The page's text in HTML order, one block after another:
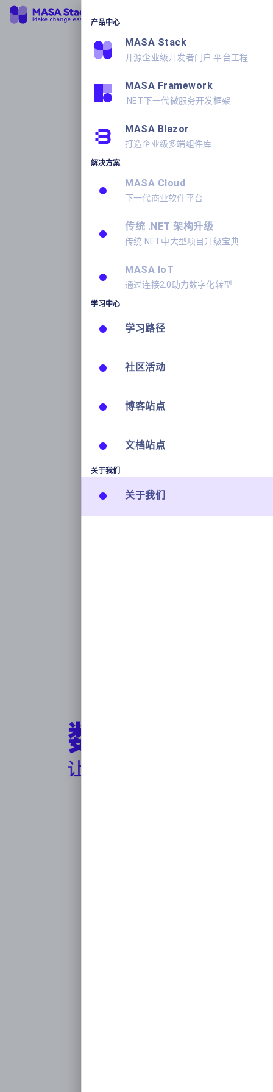
产品中心
MASA Stack
开源企业级开发者门户 平台工程
MASA Framework
.NET下一代微服务开发框架
MASA Blazor
打造企业级多端组件库
解决方案
MASA Cloud
下一代商业软件平台
传统 .NET 架构升级
传统.NET中大型项目升级宝典
MASA IoT
通过连接2.0助力数字化转型
学习中心
学习路径
社区活动
博客站点
文档站点
关于我们
关于我们